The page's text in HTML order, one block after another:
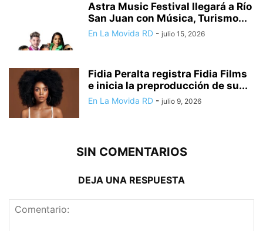
Astra Music Festival llegará a Río
San Juan con Música, Turismo...
En La Movida RD - julio 15, 2026
Fidia Peralta registra Fidia Films
e inicia la preproducción de su...
En La Movida RD - julio 9, 2026
SIN COMENTARIOS
DEJA UNA RESPUESTA